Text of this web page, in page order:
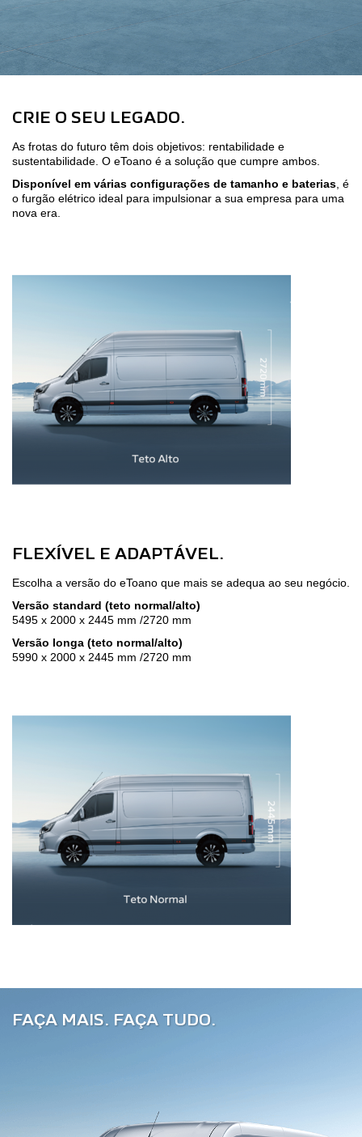
CRIE O SEU LEGADO.
As frotas do futuro têm dois objetivos: rentabilidade e
sustentabilidade. O eToano é a solução que cumpre ambos.
Disponível em várias configurações de tamanho e baterias , é
o furgão elétrico ideal para impulsionar a sua empresa para uma
nova era.
FLEXÍVEL E ADAPTÁVEL.
Escolha a versão do eToano que mais se adequa ao seu negócio.
Versão standard (teto normal/alto)
5495 x 2000 x 2445 mm /2720 mm
Versão longa (teto normal/alto)
5990 x 2000 x 2445 mm /2720 mm
FAÇA MAIS. FAÇA TUDO.